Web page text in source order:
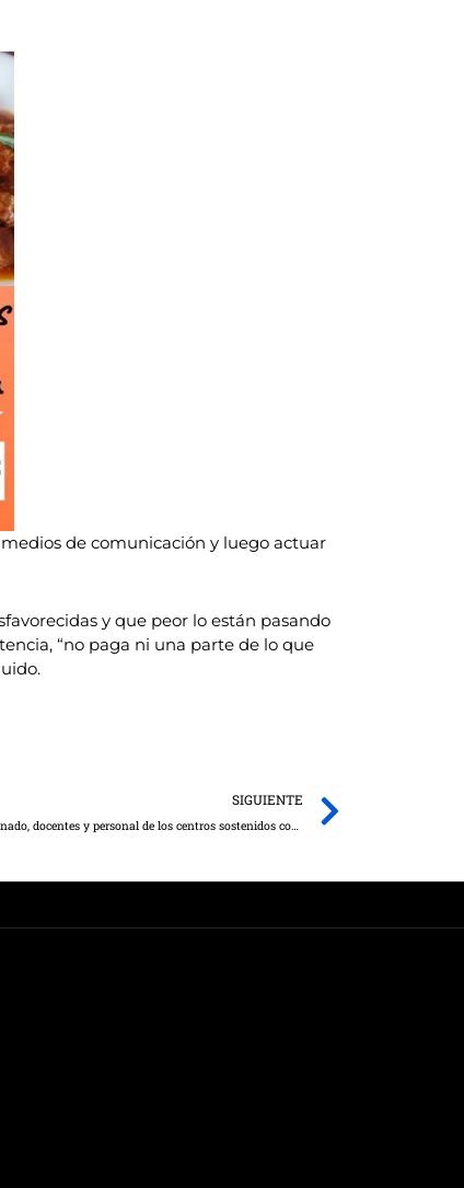
de comunicación y luego actuar
y que peor lo están pasando
“no paga ni una parte de lo que
SIGUIENTE
El Gobierno regional dotará de mascarillas al alumnado, docentes y personal de los centros sostenidos con fondos públicos el próximo curso